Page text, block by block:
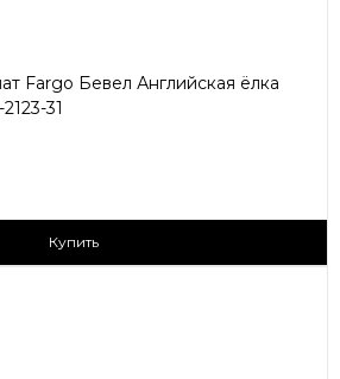
Fargo Бевел Английская ёлка
31
Купить